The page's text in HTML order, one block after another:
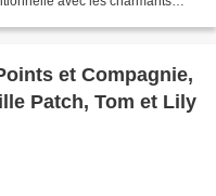
et Compagnie,
Patch, Tom et Lily